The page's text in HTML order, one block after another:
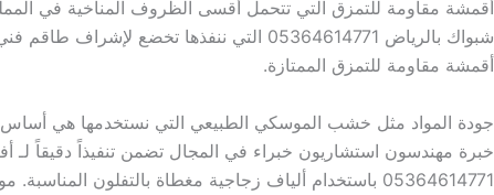
أقمشة مقاومة للتمزق التي تتحمل أقسى الظروف المناخية في
شبواك بالرياض 05364614771 التي ننفذها تخضع
أقمشة مقاومة للتمزق الممتازة.
جودة المواد مثل خشب الموسكي الطبيعي التي نستخدمها هي
خبرة مهندسون استشاريون خبراء في المجال تضمن تنفيذاً دقيقاً لـ
05364614771 باستخدام ألياف زجاجية مغطاة بالتفلون